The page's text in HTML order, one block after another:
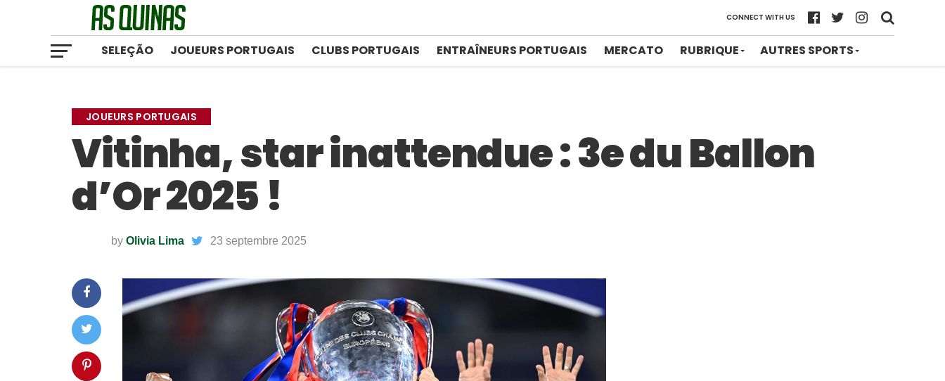
CONNECT WITH US
SELEÇÃO JOUEURS PORTUGAIS CLUBS PORTUGAIS ENTRAÎNEURS PORTUGAIS MERCATO RUBRIQUE AUTRES SPORTS
JOUEURS PORTUGAIS
Vitinha, star inattendue : 3e du Ballon
d’Or 2025 !
by Olivia Lima 23 septembre 2025